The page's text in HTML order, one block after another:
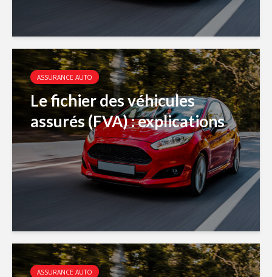
ASSURANCE AUTO
Le fichier des véhicules
assurés (FVA) : explications
ASSURANCE AUTO